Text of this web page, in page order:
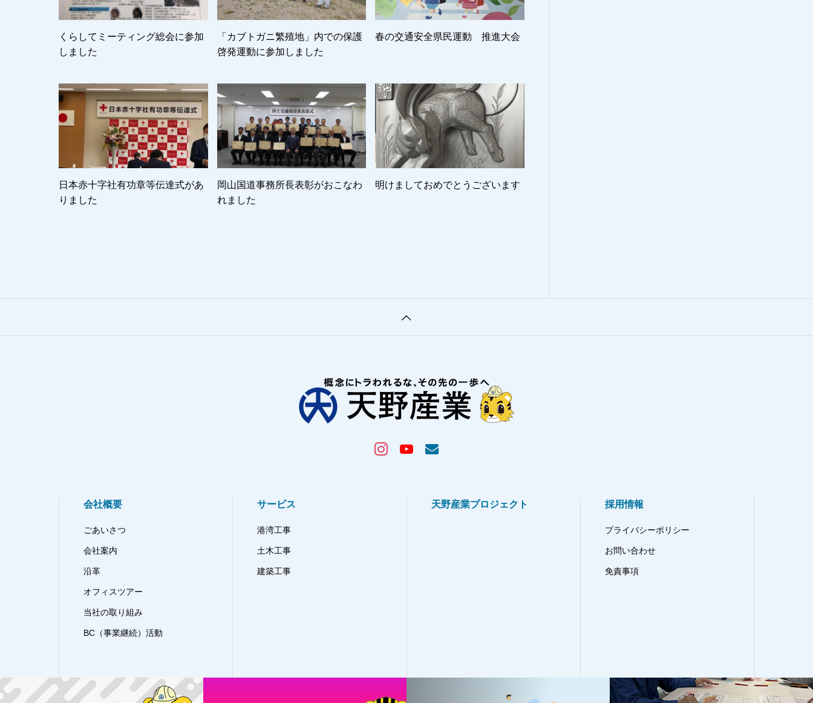
くらしてミーティング総会に参加
しました
「カブトガニ繁殖地」内での保護
啓発運動に参加しました
春の交通安全県民運動 推進大会
日本赤十字社有功章等伝達式があ
りました
岡山国道事務所長表彰がおこなわ
れました
明けましておめでとうございます
会社概要
ごあいさつ
会社案内
沿革
オフィスツアー
当社の取り組み
BC（事業継続）活動
サービス
港湾工事
土木工事
建築工事
天野産業プロジェクト 採用情報
プライバシーポリシー
お問い合わせ
免責事項